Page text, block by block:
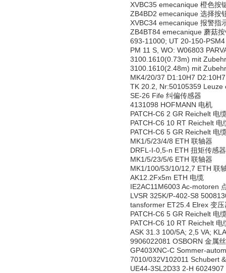
XVBC35 emecanique 橙色按
ZB4BD2 emecanique 选择按
XVBC34 emecanique 报警指
ZB4BT84 emecanique 蘑菇
693-11000; UT 20-150-
PM 11 S, WO: W06803
3100.1610(0.73m) mit
3100.1610(2.48m) mit
MK4/20/37 D1:10H7
TK 20.2, Nr:50105359 Leuze
SE-26 Fife 纠偏传感器
4131098 HOFMANN 电机
PATCH-C6 2 GR Reichelt 电
PATCH-C6 10 RT Reichelt 电
PATCH-C6 5 GR Reichelt 电
MK1/5/23/4/8 ETH 联轴器
DRFL-I-0,5-n ETH 扭矩传感器
MK1/5/23/5/6 ETH 联轴器
MK1/100/53/10/12,7 ETH 联
AK12.2Fx5m ETH 电缆
IE2AC11M6003 Ac-motoren
LVSR 325K/P-402-S8
tansformer ET25.4 Elrex 变压
PATCH-C6 5 GR Reichelt 电
PATCH-C6 10 RT Reichelt 电
ASK 31.3 100/5A; 2,5 VA;
9906022081 OSBORN 金属
GP403XNC-C Sommer-
7010/032V102011 Schubert
UE44-3SL2D33 2-H